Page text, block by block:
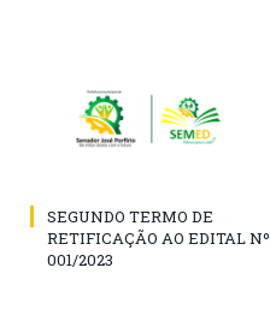
SEGUNDO TERMO DE
RETIFICAÇÃO AO EDITAL Nº
001/2023